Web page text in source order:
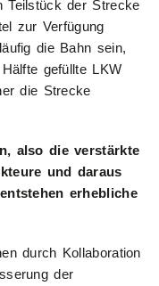
Teilstück der Strecke
zur Verfügung
die Bahn sein,
gefüllte LKW
die Strecke
also die verstärkte
und daraus
erhebliche
durch Kollaboration
der